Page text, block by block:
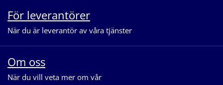
För leverantörer
När du är leverantör av våra tjänster
Om oss
När du vill veta mer om vår